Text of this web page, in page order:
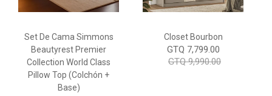
Set De Cama Simmons
Beautyrest Premier
Collection World Class
Pillow Top (Colchón +
Base)
Closet Bourbon
GTQ 7,799.00
GTQ 9,990.00